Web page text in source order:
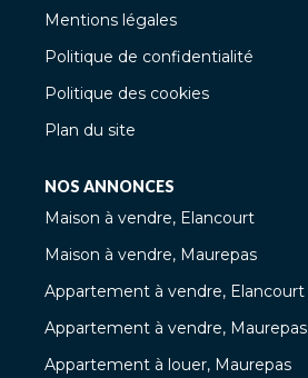
Mentions légales
Politique de confidentialité
Politique des cookies
Plan du site
NOS ANNONCES
Maison à vendre, Elancourt
Maison à vendre, Maurepas
Appartement à vendre, Elancourt
Appartement à vendre, Maurepas
Appartement à louer, Maurepas